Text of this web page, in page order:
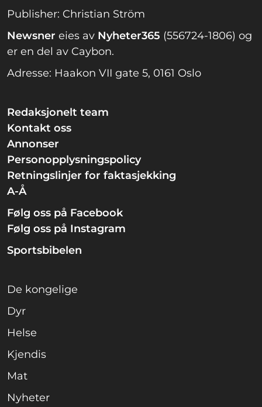
Publisher: Christian Ström
Newsner eies av Nyheter365 (556724-1806) og
er en del av Caybon.
Adresse: Haakon VII gate 5, 0161 Oslo
Redaksjonelt team
Kontakt oss
Annonser
Personopplysningspolicy
Retningslinjer for faktasjekking
A-Å
Følg oss på Facebook
Følg oss på Instagram
Sportsbibelen
De kongelige
Dyr
Helse
Kjendis
Mat
Nyheter